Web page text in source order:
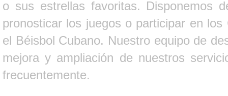
o sus estrellas favoritas. Disponemos
pronosticar los juegos o participar en
el Béisbol Cubano. Nuestro equipo de
mejora y ampliación de nuestros
frecuentemente.